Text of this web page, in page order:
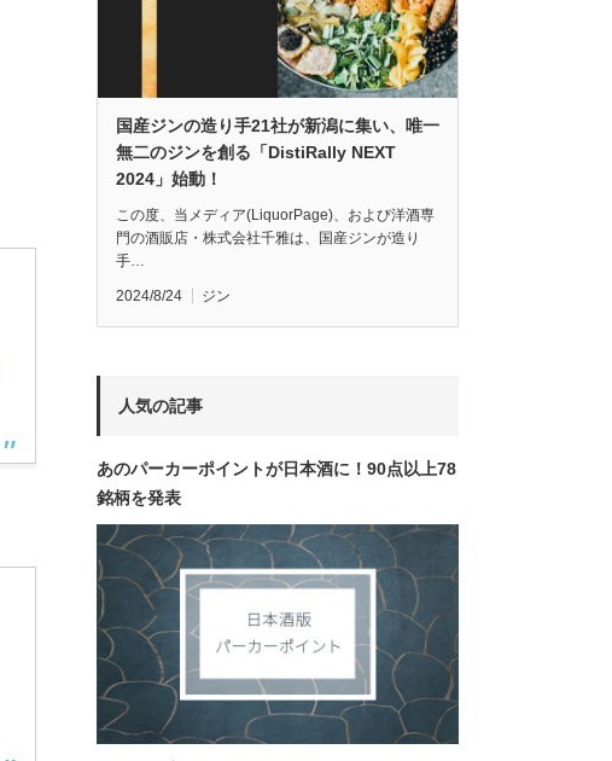
国産ジンの造り手21社が新潟に集い、唯一
無二のジンを創る「DistiRally NEXT
2024」始動！
この度、当メディア(LiquorPage)、および洋酒専
門の酒販店・株式会社千雅は、国産ジンが造り
手…
2024/8/24 ジン
人気の記事
あのパーカーポイントが日本酒に！90点以上78
銘柄を発表